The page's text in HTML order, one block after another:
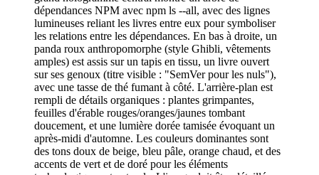
dépendances NPM avec npm ls --all, avec des lignes
lumineuses reliant les livres entre eux pour symboliser
les relations entre les dépendances. En bas à droite, un
panda roux anthropomorphe (style Ghibli, vêtements
amples) est assis sur un tapis en tissu, un livre ouvert
sur ses genoux (titre visible : "SemVer pour les nuls"),
avec une tasse de thé fumant à côté. L'arrière-plan est
rempli de détails organiques : plantes grimpantes,
feuilles d'érable rouges/oranges/jaunes tombant
doucement, et une lumière dorée tamisée évoquant un
après-midi d'automne. Les couleurs dominantes sont
des tons doux de beige, bleu pâle, orange chaud, et des
accents de vert et de doré pour les éléments